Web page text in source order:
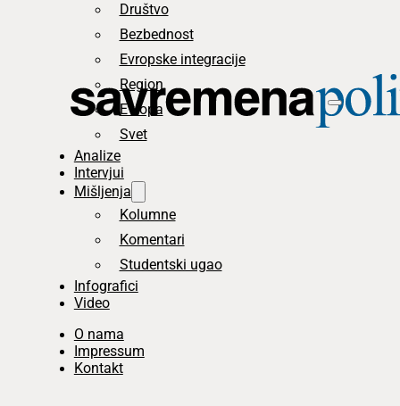
Društvo
Bezbednost
Evropske integracije
Region
Evropa
Svet
Analize
Intervjui
Mišljenja
Kolumne
Komentari
Studentski ugao
Infografici
Video
O nama
Impressum
Kontakt